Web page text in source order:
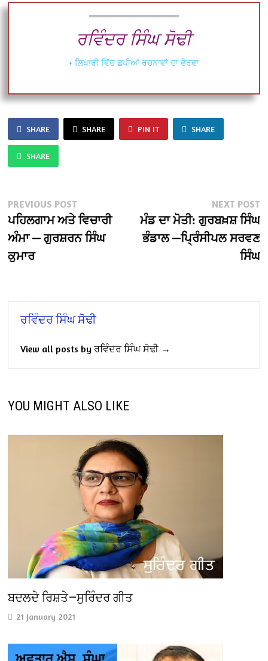
ਰਵਿੰਦਰ ਸਿੰਘ ਸੋਢੀ
+ ਲਿਖਾਰੀ ਵਿੱਚ ਛਪੀਆਂ ਰਚਨਾਵਾਂ ਦਾ ਵੇਰਵਾ
SHARE SHARE PIN IT SHARE
SHARE
Post
navigation
PREVIOUS POSTPrevious
post:
ਪਹਿਲਗਾਮ ਅਤੇ ਵਿਚਾਰੀ
ਅੰਮਾ — ਗੁਰਸ਼ਰਨ ਸਿੰਘ
ਕੁਮਾਰ
NEXT POST
ਮੰਡ ਦਾ ਮੋਤੀ: ਗੁਰਬਖ਼ਸ਼ ਸਿੰਘ
ਭੰਡਾਲ —ਪ੍ਰਿੰਸੀਪਲ ਸਰਵਣ
ਸਿੰਘ
ਰਵਿੰਦਰ ਸਿੰਘ ਸੋਢੀ
View all posts by ਰਵਿੰਦਰ ਸਿੰਘ ਸੋਢੀ →
YOU MIGHT ALSO LIKE
ਬਦਲਦੇ ਰਿਸ਼ਤੇ—ਸੁਰਿੰਦਰ ਗੀਤ
21 January 2021